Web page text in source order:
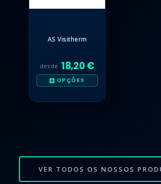
AS Visitherm
desde 18,20 €
OPÇÕES
VER TODOS OS NOSSOS